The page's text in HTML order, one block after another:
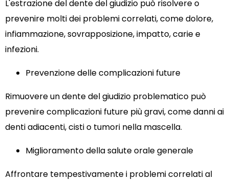
L'estrazione del dente del giudizio può risolvere o
prevenire molti dei problemi correlati, come dolore,
infiammazione, sovrapposizione, impatto, carie e
infezioni.
Prevenzione delle complicazioni future
Rimuovere un dente del giudizio problematico può
prevenire complicazioni future più gravi, come danni ai
denti adiacenti, cisti o tumori nella mascella.
Miglioramento della salute orale generale
Affrontare tempestivamente i problemi correlati al